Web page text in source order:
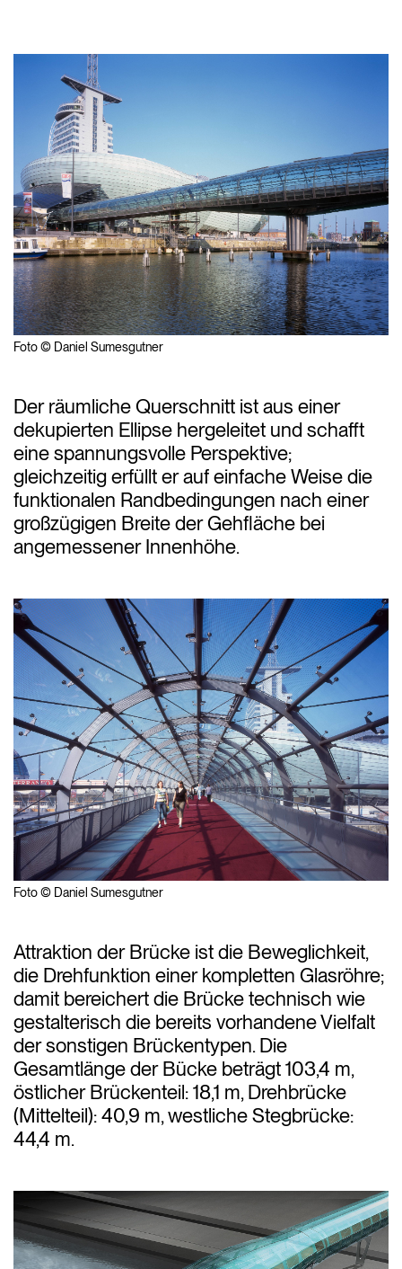
Foto © Daniel Sumesgutner
Der räumliche Querschnitt ist aus einer
dekupierten Ellipse hergeleitet und schafft
eine spannungsvolle Perspektive;
gleichzeitig erfüllt er auf einfache Weise die
funktionalen Randbedingungen nach einer
großzügigen Breite der Gehfläche bei
angemessener Innenhöhe.
Foto © Daniel Sumesgutner
Attraktion der Brücke ist die Beweglichkeit,
die Drehfunktion einer kompletten Glasröhre;
damit bereichert die Brücke technisch wie
gestalterisch die bereits vorhandene Vielfalt
der sonstigen Brückentypen. Die
Gesamtlänge der Bücke beträgt 103,4 m,
östlicher Brückenteil: 18,1 m, Drehbrücke
(Mittelteil): 40,9 m, westliche Stegbrücke:
44,4 m.